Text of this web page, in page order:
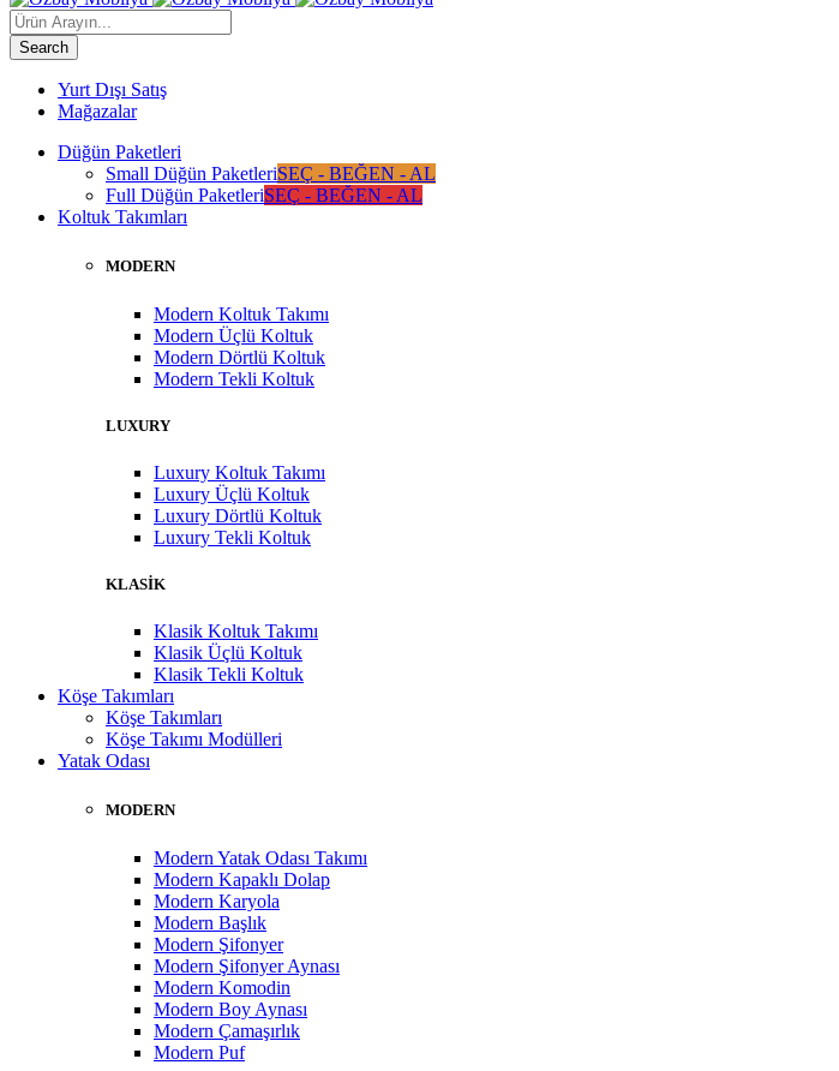
Yurt Dışı Satış
Mağazalar
Düğün Paketleri
Small Düğün PaketleriSEÇ - BEĞEN - AL
Full Düğün PaketleriSEÇ - BEĞEN - AL
Koltuk Takımları
MODERN
Modern Koltuk Takımı
Modern Üçlü Koltuk
Modern Dörtlü Koltuk
Modern Tekli Koltuk
LUXURY
Luxury Koltuk Takımı
Luxury Üçlü Koltuk
Luxury Dörtlü Koltuk
Luxury Tekli Koltuk
KLASİK
Klasik Koltuk Takımı
Klasik Üçlü Koltuk
Klasik Tekli Koltuk
Köşe Takımları
Köşe Takımları
Köşe Takımı Modülleri
Yatak Odası
MODERN
Modern Yatak Odası Takımı
Modern Kapaklı Dolap
Modern Karyola
Modern Başlık
Modern Şifonyer
Modern Şifonyer Aynası
Modern Komodin
Modern Boy Aynası
Modern Çamaşırlık
Modern Puf